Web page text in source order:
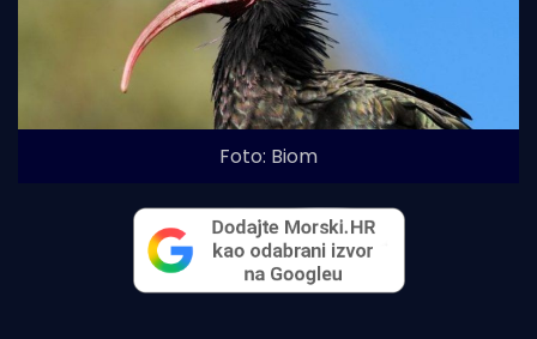
Foto: Biom